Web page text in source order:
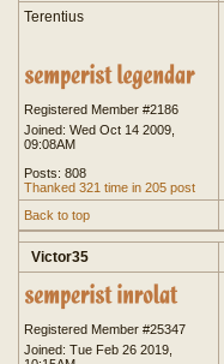
Terentius
Registered Member #2186
Joined: Wed Oct 14 2009,
09:08AM
Posts: 808
Thanked 321 time in 205 post
Back to top
Victor35
Registered Member #25347
Joined: Tue Feb 26 2019,